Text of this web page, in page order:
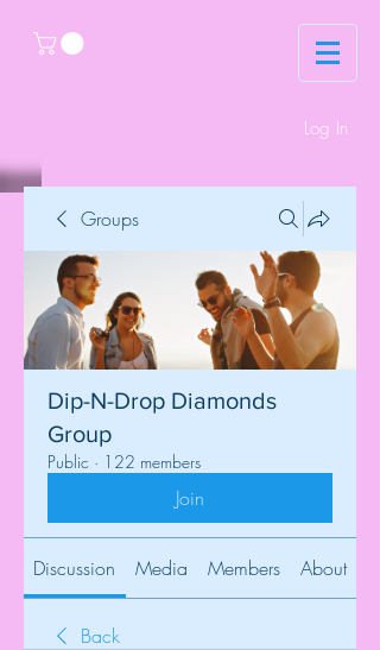
Log In
Groups
Dip-N-Drop Diamonds
Group
Public · 122 members
Join
Discussion Media Members About
Back